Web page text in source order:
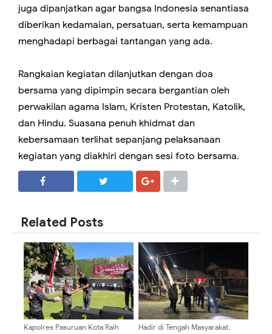
juga dipanjatkan agar bangsa Indonesia senantiasa
diberikan kedamaian, persatuan, serta kemampuan
menghadapi berbagai tantangan yang ada.
Rangkaian kegiatan dilanjutkan dengan doa
bersama yang dipimpin secara bergantian oleh
perwakilan agama Islam, Kristen Protestan, Katolik,
dan Hindu. Suasana penuh khidmat dan
kebersamaan terlihat sepanjang pelaksanaan
kegiatan yang diakhiri dengan sesi foto bersama.
Related Posts
Kapolres Pasuruan Kota Raih
Hadir di Tengah Masyarakat,